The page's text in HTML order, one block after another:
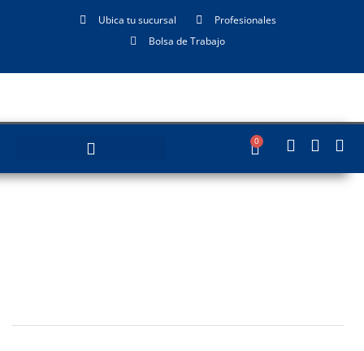
Ubica tu sucursal
Profesionales
Bolsa de Trabajo
0